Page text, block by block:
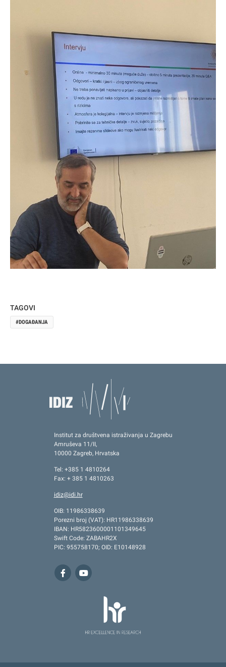
TAGOVI
DOGAĐANJA
Institut za društvena istraživanja u Zagrebu
Amruševa 11/II,
10000 Zagreb, Hrvatska
Tel: +385 1 4810264
Fax: + 385 1 4810263
idiz@idi.hr
OIB: 11986338639
Porezni broj (VAT): HR11986338639
IBAN: HR5823600001101349645
Swift Code: ZABAHR2X
PIC: 955758170; OID: E10148928